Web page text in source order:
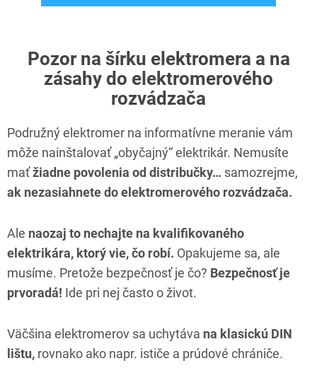
Pozor na šírku elektromera a na
zásahy do elektromerového
rozvádzača
Podružný elektromer na informatívne meranie vám
môže nainštalovať „obyčajný“ elektrikár. Nemusíte
maťžiadne povolenia od distribučky… samozrejme,
ak nezasiahnete do elektromerového rozvádzača.
Ale naozaj to nechajte na kvalifikovaného
elektrikára, ktorý vie, čo robí. Opakujeme sa, ale
musíme. Pretože bezpečnosť je čo? Bezpečnosť je
prvoradá! Ide pri nej často o život.
Väčšina elektromerov sa uchytáva na klasickú DIN
lištu, rovnako ako napr. ističe a prúdové chrániče.